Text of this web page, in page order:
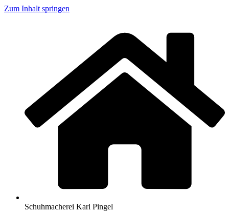
Zum Inhalt springen
Schuhmacherei Karl Pingel